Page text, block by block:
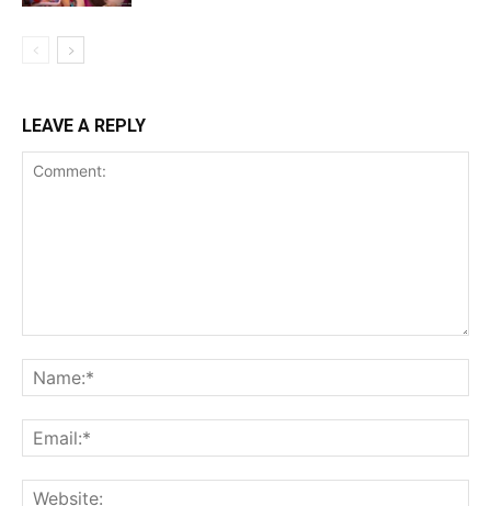
LEAVE A REPLY